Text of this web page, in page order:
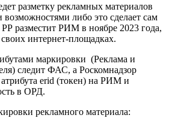
разметку рекламных материалов
либо это сделает сам
РР разместит РИМ в ноябре 2023 года,
интернет-площадках.
маркировки (Реклама и
следит ФАС, а Роскомнадзор
erid (токен) на РИМ и
в ОРД.
рекламного материала: